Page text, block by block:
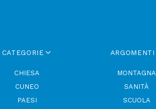
CATEGORIE
CHIESA
CUNEO
PAESI
ARGOMENTI
MONTAGNA
SANITÀ
SCUOLA